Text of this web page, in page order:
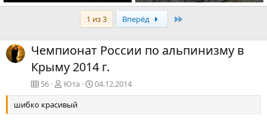
1 из 3 Вперёд
Чемпионат России по альпинизму в
Крыму 2014 г.
56 Юта
04.12.2014
шибко красивый